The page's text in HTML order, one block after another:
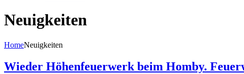
Neuigkeiten
HomeNeuigkeiten
Wieder Höhenfeuerwerk beim Homby.